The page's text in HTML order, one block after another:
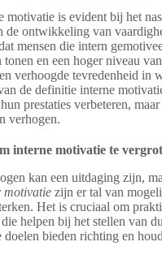
motivatie is evident bij het
de ontwikkeling van
mensen die intern
en een hoger niveau
verhoogde tevredenheid in
de definitie interne
prestaties verbeteren,
verhogen.
interne motivatie te
kan een uitdaging zijn,
motivatie zijn er tal van
Het is cruciaal om
helpen bij het stellen van
doelen bieden richting en